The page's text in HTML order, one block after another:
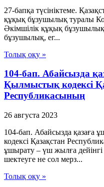
27-бапқа түсініктеме.
құқық бұзушылық туралы
Әкімшілік құқық
бұзушылық, ег...
Толық оқу »
104-бап. Абайсызда
Қылмыстық кодексi
Республикасының
26 августа 2023
104-бап. Абайсызда
кодексi Қазақстан
ұшырату – үш жылға дейiнгi
шектеуге не сол мерз...
Толық оқу »